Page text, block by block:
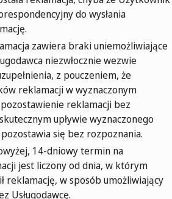
do wysłania
zawiera braki uniemożliwiające
niezwłocznie wezwie
z pouczeniem, że
reklamacji w wyznaczonym
reklamacji bez
upływie wyznaczonego
się bez rozpoznania.
14-dniowy termin na
jest liczony od dnia, w którym
reklamację, w sposób umożliwiający
Usługodawcę.